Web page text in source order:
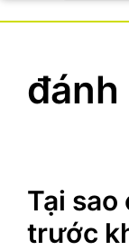
đánh
Tại sao
trước